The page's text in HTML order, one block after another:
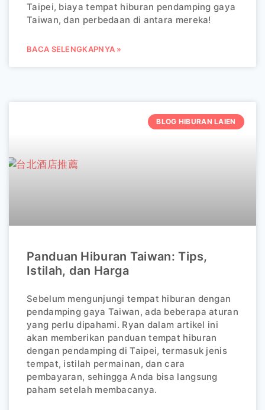
Taipei, biaya tempat hiburan pendamping gaya
Taiwan, dan perbedaan di antara mereka!
BACA SELENGKAPNYA »
BLOG HIBURAN LAIEN
Panduan Hiburan Taiwan: Tips,
Istilah, dan Harga
Sebelum mengunjungi tempat hiburan dengan
pendamping gaya Taiwan, ada beberapa aturan
yang perlu dipahami. Ryan dalam artikel ini
akan memberikan panduan tempat hiburan
dengan pendamping di Taipei, termasuk jenis
tempat, istilah permainan, dan cara
pembayaran, sehingga Anda bisa langsung
paham setelah membacanya.